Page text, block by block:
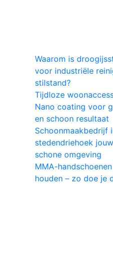
Waarom is
voor industriële
stilstand?
Tijdloze
Nano coating voor
en schoon resultaat
Schoonmaakbedrijf
stedendriehoek
schone omgeving
MMA-
houden – zo doe je